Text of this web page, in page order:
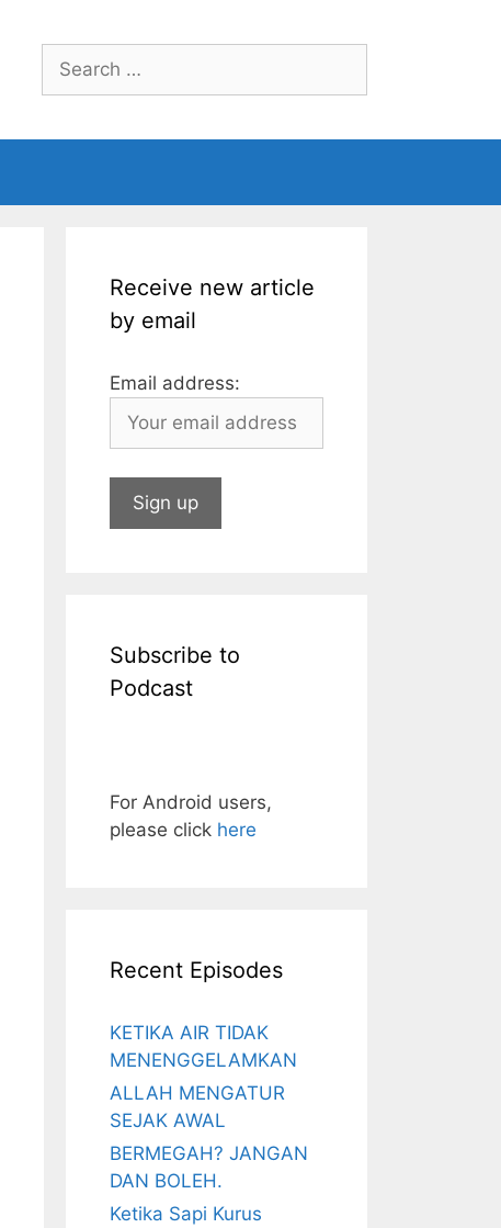
Search
for:
Receive new article
by email
Email address:
Subscribe to
Podcast
For Android users,
please click here
Recent Episodes
KETIKA AIR TIDAK
MENENGGELAMKAN
ALLAH MENGATUR
SEJAK AWAL
BERMEGAH? JANGAN
DAN BOLEH.
Ketika Sapi Kurus